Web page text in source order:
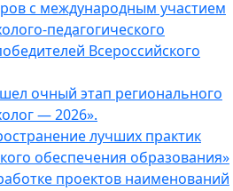
с международным участием
педагогического
Всероссийского
очный этап регионального
— 2026».
лучших практик
обеспечения образования»
проектов наименований